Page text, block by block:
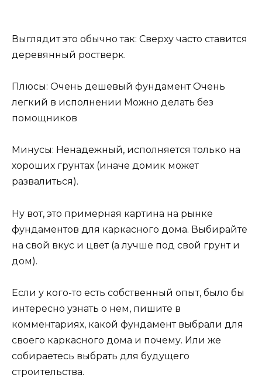
Выглядит это обычно так: Сверху часто ставится
деревянный ростверк.
Плюсы: Очень дешевый фундамент Очень
легкий в исполнении Можно делать без
помощников
Минусы: Ненадежный, исполняется только на
хороших грунтах (иначе домик может
развалиться).
Ну вот, это примерная картина на рынке
фундаментов для каркасного дома. Выбирайте
на свой вкус и цвет (а лучше под свой грунт и
дом).
Если у кого-то есть собственный опыт, было бы
интересно узнать о нем, пишите в
комментариях, какой фундамент выбрали для
своего каркасного дома и почему. Или же
собираетесь выбрать для будущего
строительства.